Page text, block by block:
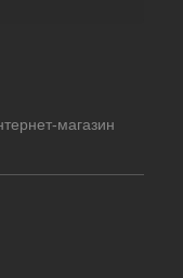
магазин